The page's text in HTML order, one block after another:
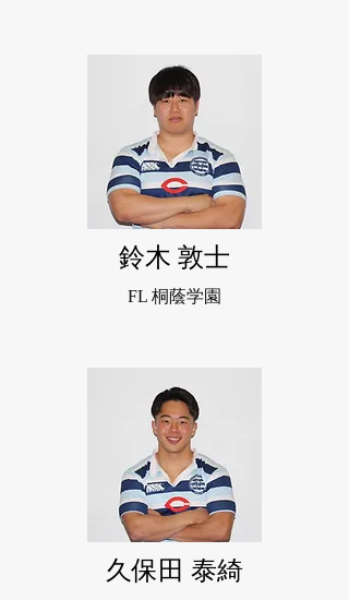
鈴木 敦士
FL 桐蔭学園
久保田 泰綺